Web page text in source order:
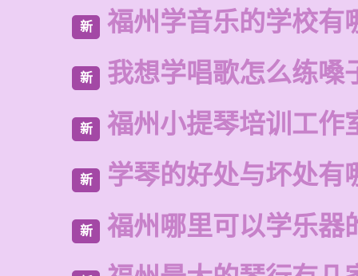
新 福州学音乐的学校有
新 我想学唱歌怎么练嗓
新 福州小提琴培训工作
新 学琴的好处与坏处有
新 福州哪里可以学乐器